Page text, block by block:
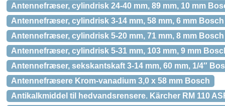
Antennefræser, cylindrisk 24-40 mm, 89 mm, 10 mm
Antennefræser, cylindrisk 3-14 mm, 58 mm, 6 mm Bosch
Antennefræser, cylindrisk 5-20 mm, 71 mm, 8 mm Bosch
Antennefræser, cylindrisk 5-31 mm, 103 mm, 9 mm
Antennefræser, sekskantskaft 3-14 mm, 60 mm, 1/4″
Antennefræsere Krom-vanadium 3,0 x 58 mm Bosch
Antikalkmiddel til hedvandsrensere. Kärcher RM 110